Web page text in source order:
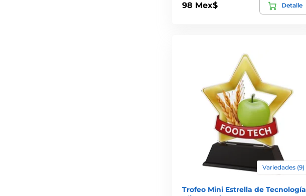
98 Mex$ Detalle
Variedades (9)
Trofeo Mini Estrella de Tecnología